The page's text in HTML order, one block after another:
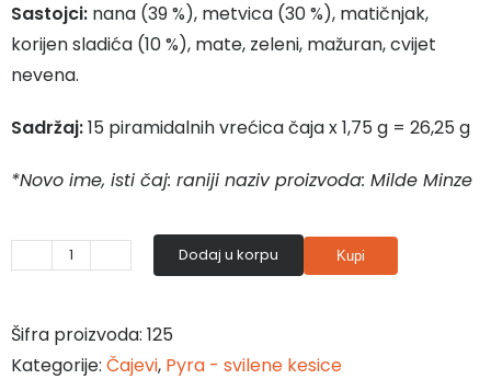
Sastojci: nana (39 %), metvica (30 %), matičnjak,
korijen sladića (10 %), mate, zeleni, mažuran, cvijet
nevena.
Sadržaj:15 piramidalnih vrećica čaja x 1,75 g = 26,25 g
*Novo ime, isti čaj: raniji naziv proizvoda: Milde Minze
Biljni
-
Smooth
Dodaj u korpu Kupi
Šifra proizvoda: 125
Kategorije: Čajevi, Pyra - svilene kesice